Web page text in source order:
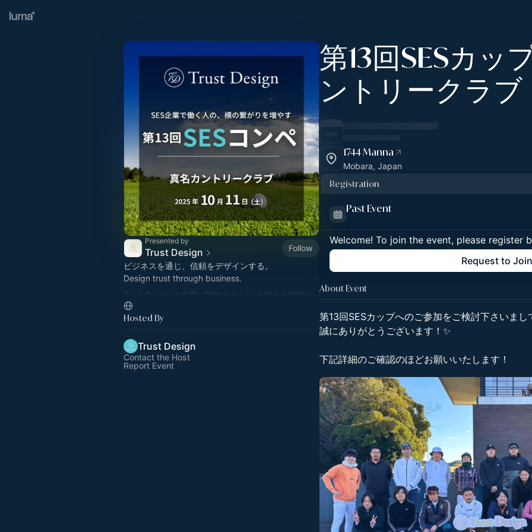
Presented by
Trust Design
Follow
ビジネスを通じ、信頼をデザインする。
Design trust through business.
Trust Designは採用に関するあらゆる悩みを解決い
たします。直販、代理点双方で培った経験や実績を
武器に、採用の本質、広告の本質、その他ノウハウ
築き上げて参ります。
Hosted By
Trust Design
Contact the Host
Report Event
第13回SESカッ
ントリークラブ
1744 Manna
Mobara, Japan
Registration
Past Event
Welcome! To join the event, please register
Request to Join
About Event
第13回SESカップへのご参加をご検討下さいまし
誠にありがとうございます！✨
下記詳細のご確認のほどお願いいたします！